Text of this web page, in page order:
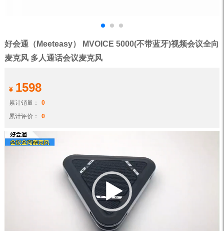
好会通（Meeteasy） MVOICE 5000(不带蓝牙)视频会议全向
麦克风 多人通话会议麦克风
¥ 1598
累计销量：
0
累计评价：
0